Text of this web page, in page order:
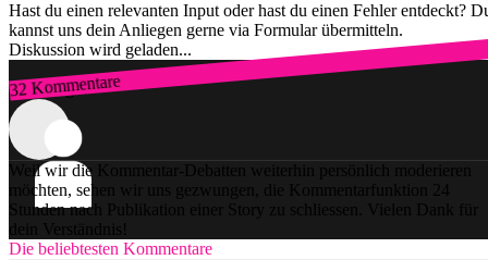
Hast du einen relevanten Input oder hast du einen Fehler entdeckt?
kannst uns dein Anliegen gerne via Formular übermitteln.
Diskussion wird geladen...
32 Kommentare
Zum Login
Weil wir die Kommentar-Debatten weiterhin persönlich moderieren
möchten, sehen wir uns gezwungen, die Kommentarfunktion 24
Stunden nach Publikation einer Story zu schliessen. Vielen Dank für
dein Verständnis!
Die beliebtesten Kommentare